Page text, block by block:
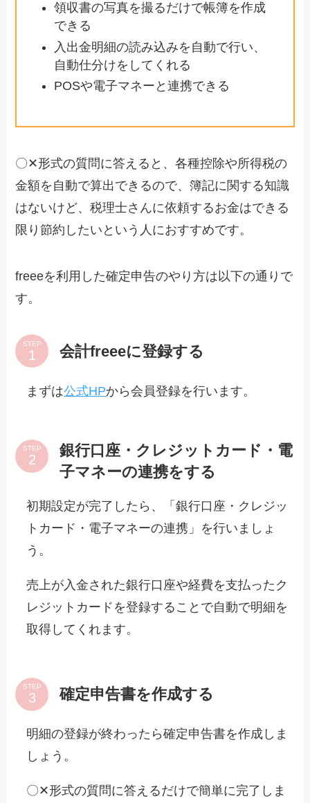
領収書の写真を撮るだけで帳簿を作成
できる
入出金明細の読み込みを自動で行い、
自動仕分けをしてくれる
POSや電子マネーと連携できる
〇✕形式の質問に答えると、各種控除や所得税の
金額を自動で算出できるので、簿記に関する知識
はないけど、税理士さんに依頼するお金はできる
限り節約したいという人におすすめです。
freeeを利用した確定申告のやり方は以下の通りで
す。
STEP 会計freeeに登録する
まずは公式HPから会員登録を行います。
STEP
銀行口座・クレジットカード・電
子マネーの連携をする
初期設定が完了したら、「銀行口座・クレジッ
トカード・電子マネーの連携」を行いましょ
う。
売上が入金された銀行口座や経費を支払ったク
レジットカードを登録することで自動で明細を
取得してくれます。
STEP 確定申告書を作成する
明細の登録が終わったら確定申告書を作成しま
しょう。
〇✕形式の質問に答えるだけで簡単に完了しま